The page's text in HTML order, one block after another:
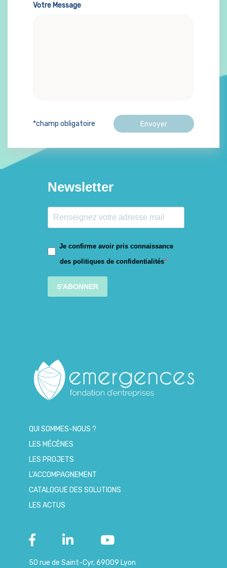
Newsletter
Je confirme avoir pris connaissance
des politiques de confidentialités
S'ABONNER
QUI SOMMES-NOUS ?
LES MÉCÈNES
LES PROJETS
L’ACCOMPAGNEMENT
CATALOGUE DES SOLUTIONS
LES ACTUS
50 rue de Saint-Cyr, 69009 Lyon
Votre Message
*champ obligatoire